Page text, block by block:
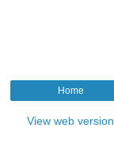
Home
View web version